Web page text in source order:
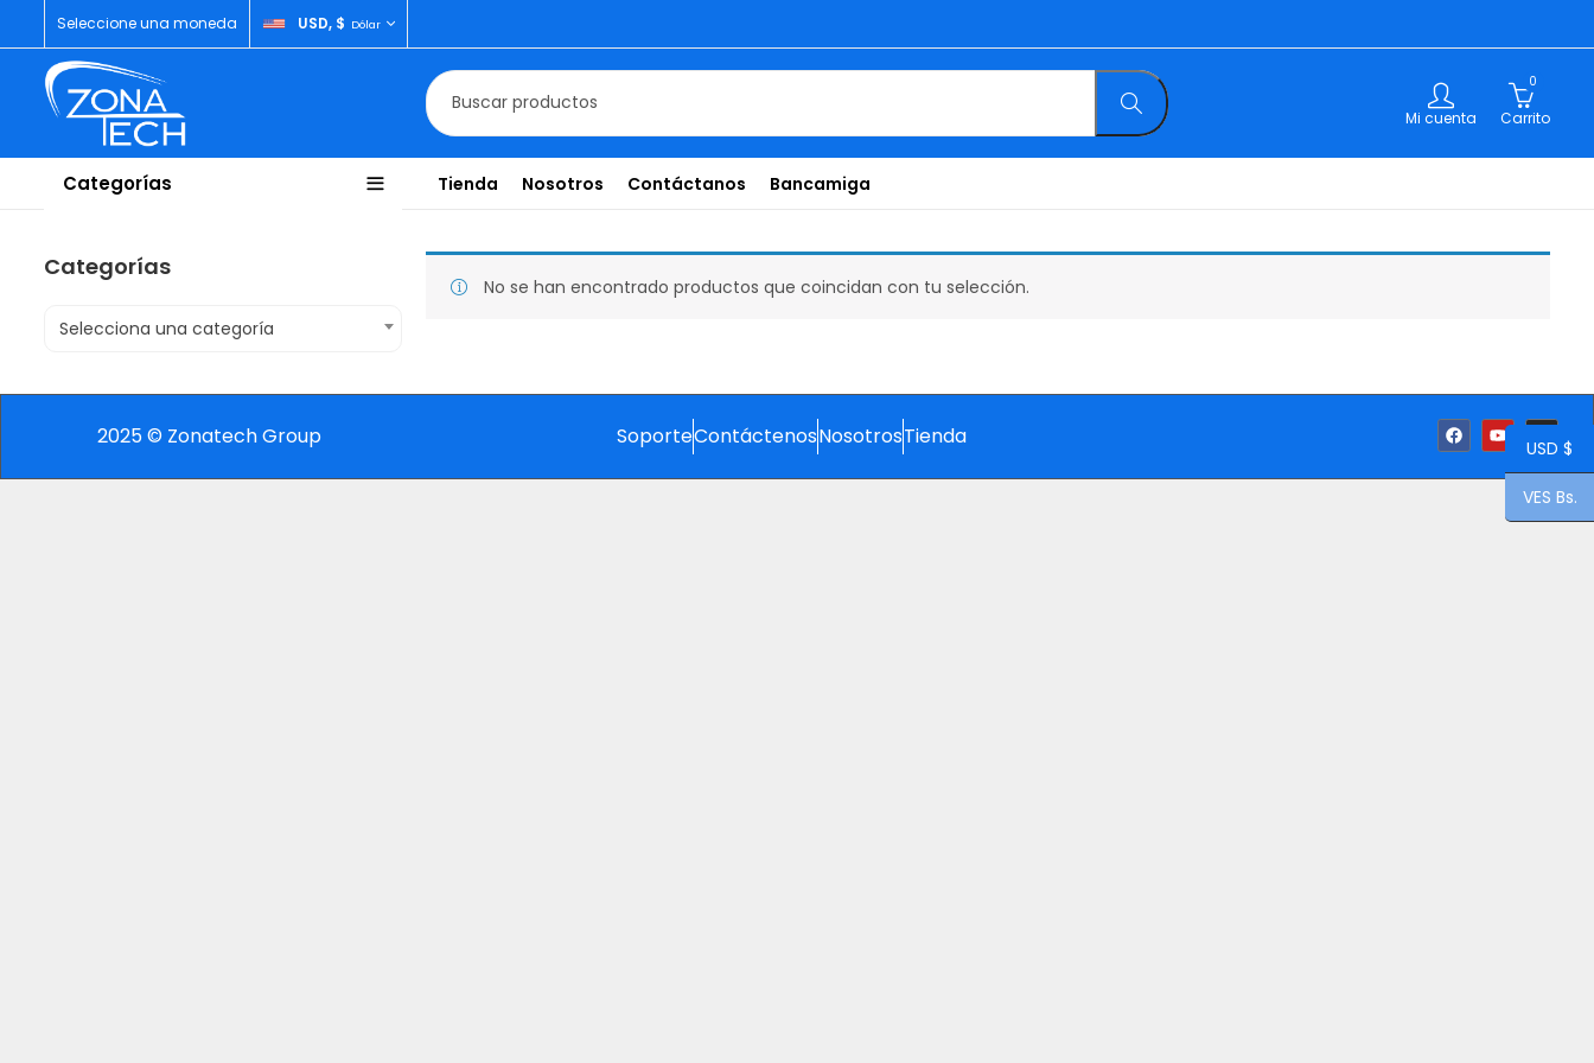
Seleccione una moneda USD, $ Dólar
Mi cuenta
0
Carrito
Categorías Tienda Nosotros Contáctanos Bancamiga
No se han encontrado productos que coincidan con tu selección.
Categorías
Selecciona una categoría
2025 © Zonatech Group SoporteContáctenosNosotrosTienda USD $
VES Bs.